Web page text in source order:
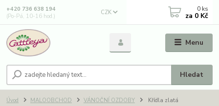
Menu
CZK
Hledat
+420 736 638 194
(Po-Pá, 10-16 hod.)
0 ks
za 0 Kč
Úvod MALOOBCHOD VÁNOČNÍ OZDOBY Křídla zlatá